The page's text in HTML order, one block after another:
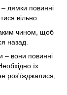
– лямки повинні
вільно.
чином, щоб
назад.
– вони повинні
їх
роз'їжджалися,